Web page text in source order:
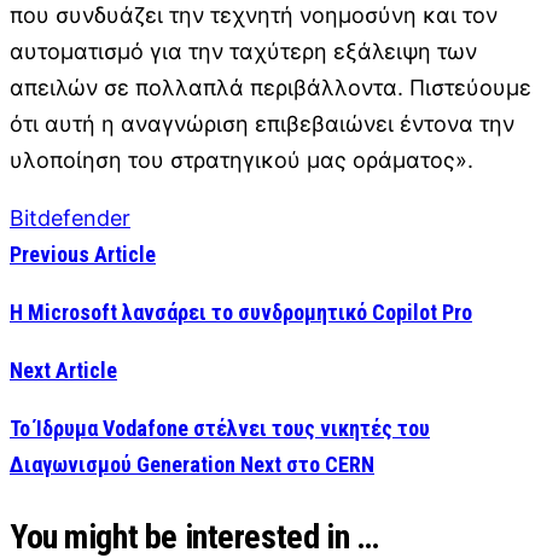
που συνδυάζει την τεχνητή νοημοσύνη και τον
αυτοματισμό για την ταχύτερη εξάλειψη των
απειλών σε πολλαπλά περιβάλλοντα. Πιστεύουμε
ότι αυτή η αναγνώριση επιβεβαιώνει έντονα την
υλοποίηση του στρατηγικού μας οράματος».
Bitdefender
Previous Article
Η Microsoft λανσάρει το συνδρομητικό Copilot Pro
Next Article
To Ίδρυμα Vodafone στέλνει τους νικητές του
Διαγωνισμού Generation Next στο CERN
You might be interested in …